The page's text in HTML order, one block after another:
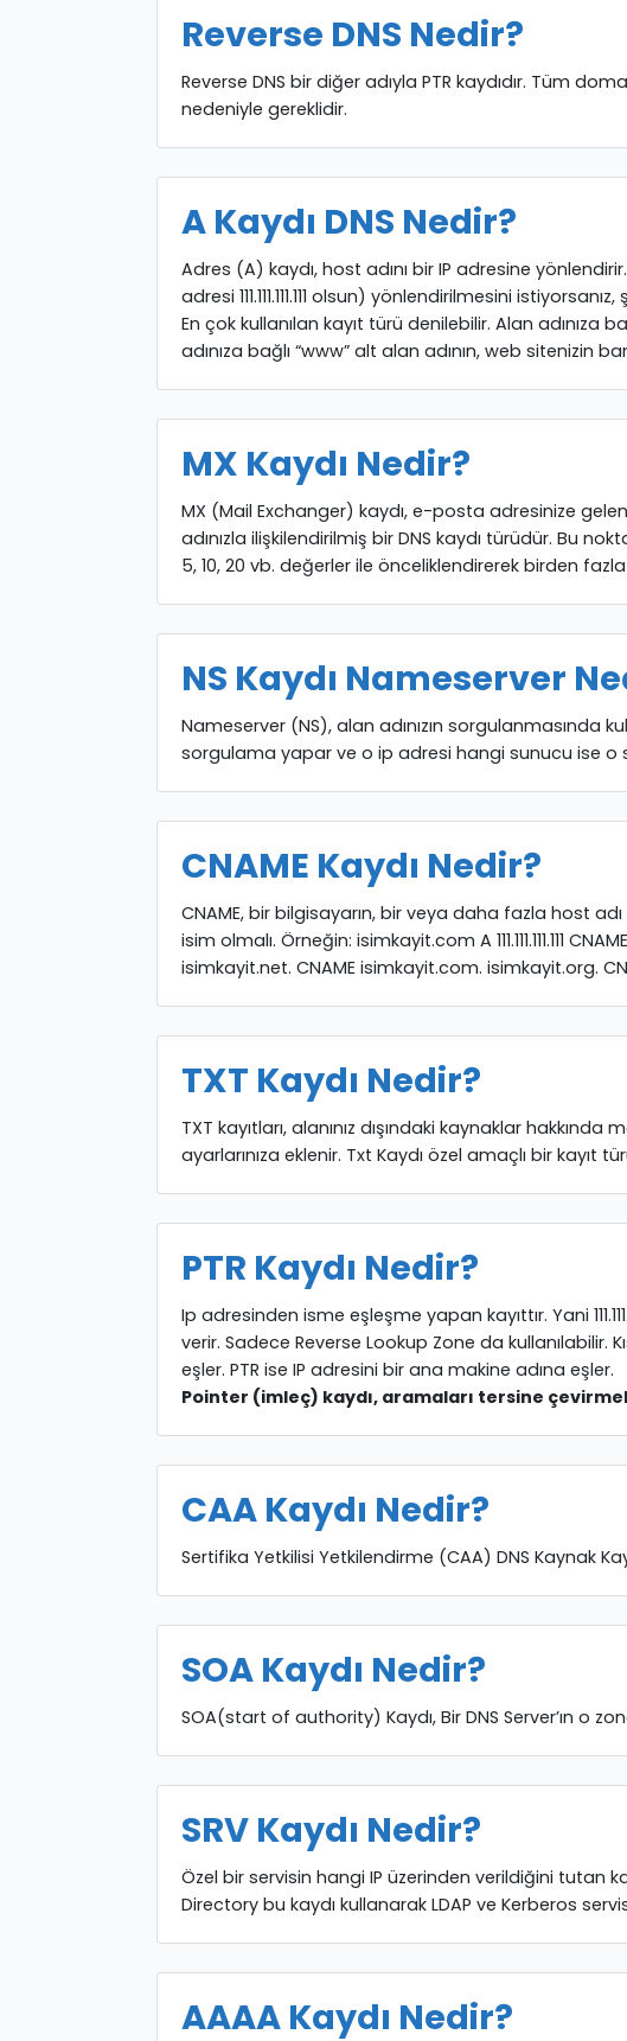
Reverse DNS Nedir?
Reverse DNS bir diğer adıyla PTR kaydıdır. Tüm
nedeniyle gereklidir.
A Kaydı DNS Nedir?
Adres (A) kaydı, host adını bir IP adresine
adresi 111.111.111.111 olsun) yönlendirilmesini
En çok kullanılan kayıt türü denilebilir. Alan adınıza
adınıza bağlı “www” alt alan adının, web sitenizin
MX Kaydı Nedir?
MX (Mail Exchanger) kaydı, e-posta adresinize
adınızla ilişkilendirilmiş bir DNS kaydı türüdür. Bu
5, 10, 20 vb. değerler ile önceliklendirerek birden
NS Kaydı Nameserver
Nameserver (NS), alan adınızın sorgulanmasında
sorgulama yapar ve o ip adresi hangi sunucu ise o
CNAME Kaydı Nedir?
CNAME, bir bilgisayarın, bir veya daha fazla host
isim olmalı. Örneğin: isimkayit.com A 111.111.111.111
isimkayit.net. CNAME isimkayit.com. isimkayit.org.
TXT Kaydı Nedir?
TXT kayıtları, alanınız dışındaki kaynaklar
ayarlarınıza eklenir. Txt Kaydı özel amaçlı bir
PTR Kaydı Nedir?
Ip adresinden isme eşleşme yapan kayıttır. Yani
verir. Sadece Reverse Lookup Zone da kullanılabilir.
eşler. PTR ise IP adresini bir ana makine adına eşler.
Pointer (imleç) kaydı, aramaları tersine
CAA Kaydı Nedir?
Sertifika Yetkilisi Yetkilendirme (CAA) DNS Kaynak
SOA Kaydı Nedir?
SOA(start of authority) Kaydı, Bir DNS Server’ın o
SRV Kaydı Nedir?
Özel bir servisin hangi IP üzerinden verildiğini tutan
Directory bu kaydı kullanarak LDAP ve Kerberos
AAAA Kaydı Nedir?